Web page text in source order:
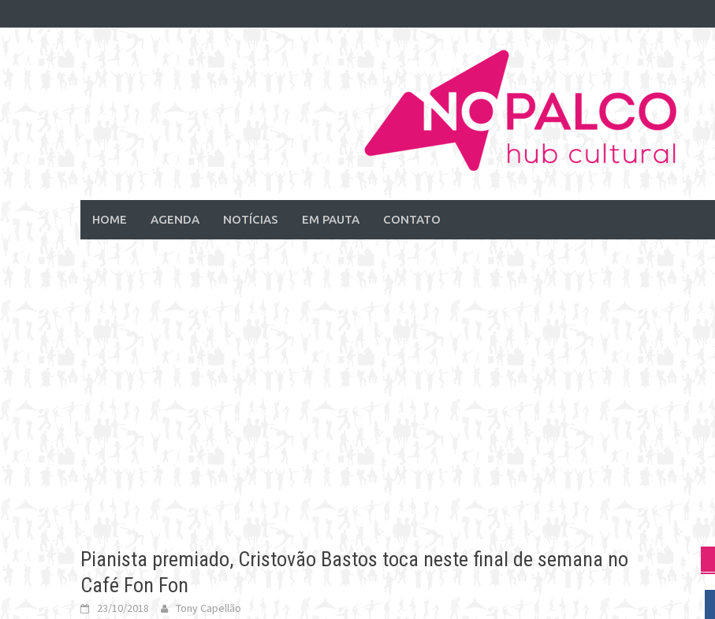
to
HOME AGENDA NOTÍCIAS EM PAUTA CONTATO
Pianista premiado, Cristovão Bastos toca neste final de semana no
Café Fon Fon
23/10/2018 Tony Capellão